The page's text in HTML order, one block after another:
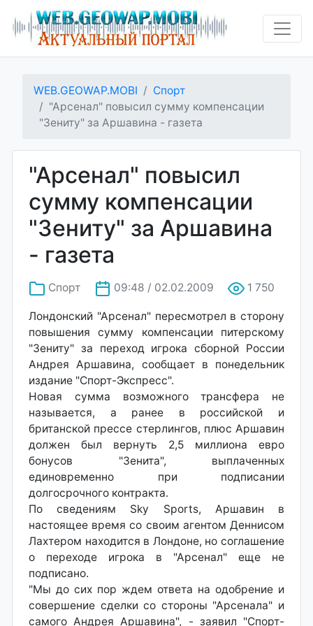
WEB.GEOWAP.MOBI
Спорт
"Арсенал" повысил сумму компенсации
"Зениту" за Аршавина - газета
"Арсенал" повысил
сумму компенсации
"Зениту" за Аршавина
- газета
Спорт 09:48 / 02.02.2009 1 750
Лондонский "Арсенал" пересмотрел в сторону
повышения сумму компенсации питерскому
"Зениту" за переход игрока сборной России
Андрея Аршавина, сообщает в понедельник
издание "Спорт-Экспресс".
Новая сумма возможного трансфера не
называется, а ранее в российской и
британской прессе стерлингов, плюс Аршавин
должен был вернуть 2,5 миллиона евро
бонусов "Зенита", выплаченных
единовременно при подписании
долгосрочного контракта.
По сведениям Sky Sports, Аршавин в
настоящее время со своим агентом Деннисом
Лахтером находится в Лондоне, но соглашение
о переходе игрока в "Арсенал" еще не
подписано.
"Мы до сих пор ждем ответа на одобрение и
совершение сделки со стороны "Арсенала" и
самого Андрея Аршавина", - заявил "Спорт-